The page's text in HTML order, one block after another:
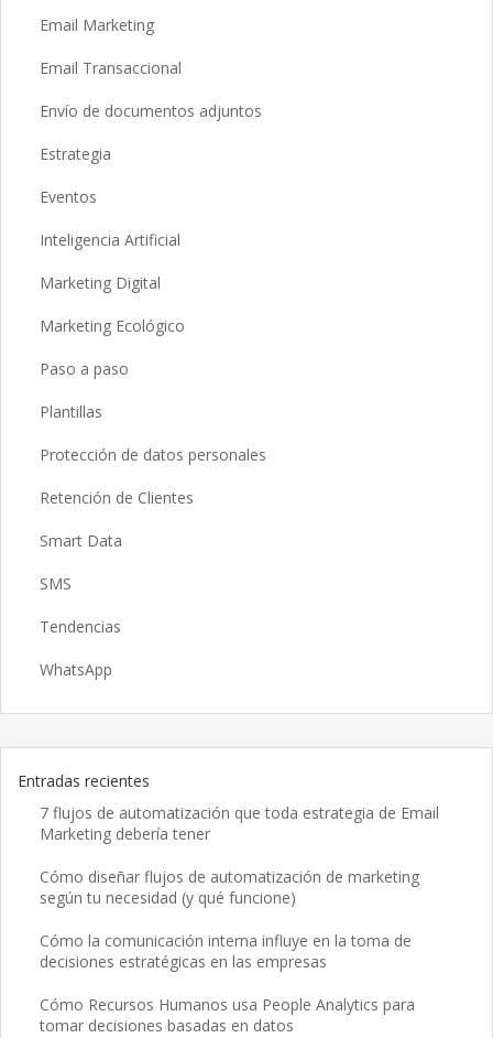
Email Marketing
Email Transaccional
Envío de documentos adjuntos
Estrategia
Eventos
Inteligencia Artificial
Marketing Digital
Marketing Ecológico
Paso a paso
Plantillas
Protección de datos personales
Retención de Clientes
Smart Data
SMS
Tendencias
WhatsApp
Entradas recientes
7 flujos de automatización que toda estrategia de Email
Marketing debería tener
Cómo diseñar flujos de automatización de marketing
según tu necesidad (y qué funcione)
Cómo la comunicación interna influye en la toma de
decisiones estratégicas en las empresas
Cómo Recursos Humanos usa People Analytics para
tomar decisiones basadas en datos